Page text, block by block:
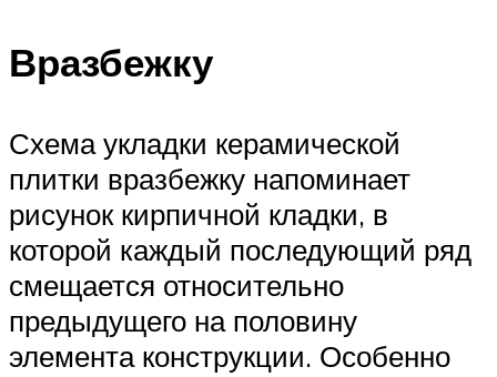
Вразбежку
Схема укладки керамической
плитки вразбежку напоминает
рисунок кирпичной кладки, в
которой каждый последующий ряд
смещается относительно
предыдущего на половину
элемента конструкции. Особенно